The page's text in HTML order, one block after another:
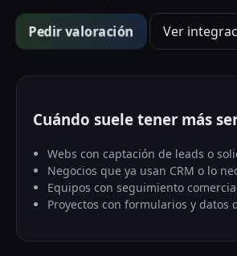
Pedir valoración Ver
Cuándo suele tener más
Webs con captación de leads o
Negocios que ya usan CRM o lo
Equipos con seguimiento
Proyectos con formularios y datos